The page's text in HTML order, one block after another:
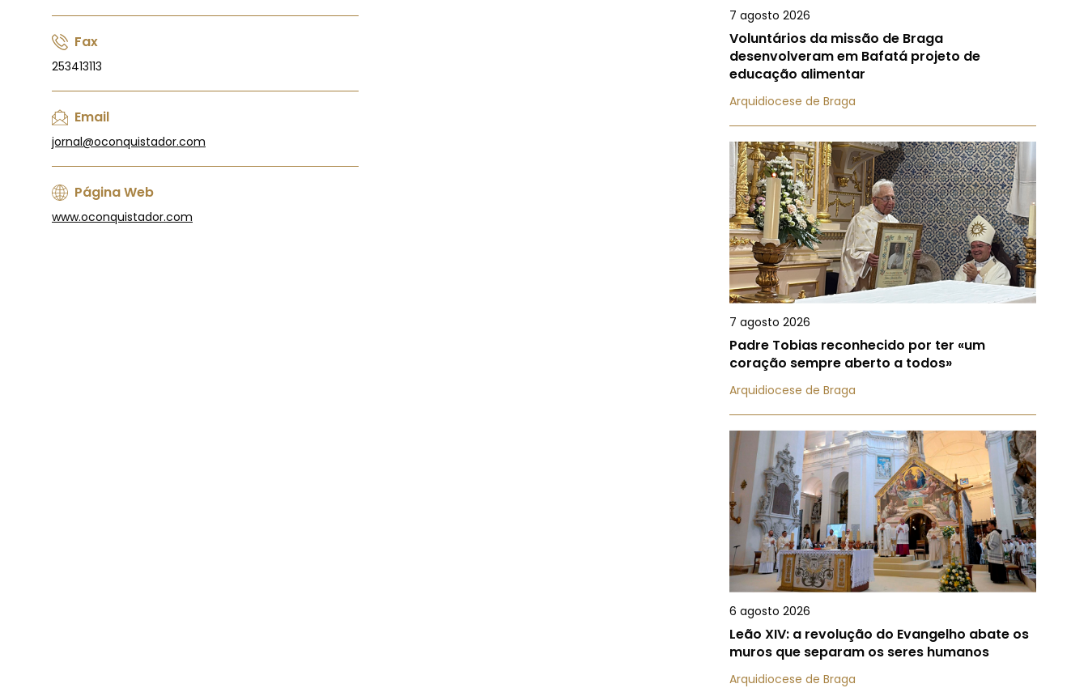
Fax
253413113
Email
jornal@oconquistador.com
Página Web
www.oconquistador.com
7 agosto 2026
Voluntários da missão de Braga
desenvolveram em Bafatá projeto de
educação alimentar
Arquidiocese de Braga
7 agosto 2026
Padre Tobias reconhecido por ter «um
coração sempre aberto a todos»
Arquidiocese de Braga
6 agosto 2026
Leão XIV: a revolução do Evangelho abate os
muros que separam os seres humanos
Arquidiocese de Braga